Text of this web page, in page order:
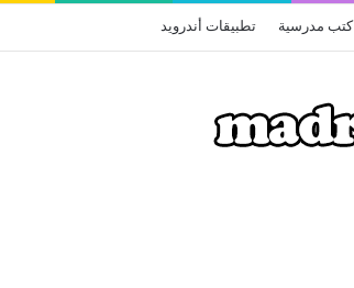
كتب مدرسية تطبيقات أندرويد